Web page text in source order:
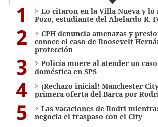
1
Lo citaron en la Villa Nueva y lo
Pozo, estudiante del Abelardo R.
2
CPH denuncia amenazas y
conoce el caso de Roosevelt
protección
3
Policía muere al atender un
doméstica en SPS
4
¡Rechazo inicial! Manchester
primera oferta del Barca por
5
Las vacaciones de Rodri
negocia el traspaso con el City